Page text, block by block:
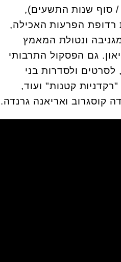
/ סוף שנות התשעים),
הפרעות האכילה,
ונטולת המאמץ
גם הפסקול התרבותי
ולסדרות בני
קטנות" ועוד,
קוסגרוב ואריאנה גרנדה.